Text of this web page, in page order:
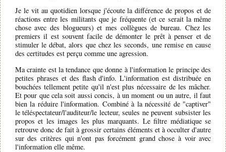
Je le vit au quotidien lorsque j'écoute la différence de propos et de
réactions entre les militants que je fréquente (et ce serait la même
chose avec des blogueurs) et mes collègues de bureau. Chez les
premiers il est souvent facile de démonter le prêt à penser et de
stimuler le débat, alors que chez les seconds, une remise en cause
des certitudes est perçu comme une agression.
Ma crainte est la tendance que donne à l'information le principe des
petites phrases et des flash d'info. L'information est distribuée en
bouchées tellement petite qu'il n'est plus nécessaire de les mâcher.
Et pour que cela soit aussi concis, à un moment ou un autre, il faut
bien la réduire l'information. Combiné à la nécessité de "captiver"
le téléspectateur/l'auditeur/le lecteur, seules ne peuvent subsister les
propos et les images les plus marquants. Le filtre médiatique se
retrouve donc de fait à grossir certains éléments et à occulter d'autre
sur des critères qui n'ont pas forcément grand chose à voir avec
l'information elle même.